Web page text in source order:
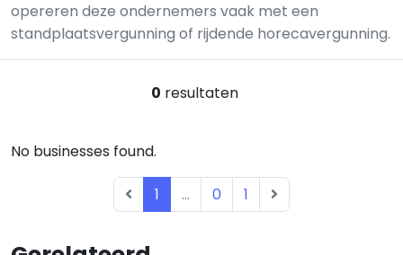
opereren deze ondernemers vaak met een
standplaatsvergunning of rijdende horecavergunning.
0 resultaten
No businesses found.
1 ... 0 1